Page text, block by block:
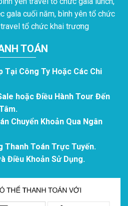
gala cuối năm, bình yên tổ chức
tổ chức khai trương
TOÁN
Tại Công Ty Hoặc Các Chi
hoặc Điều Hành Tour Đến
Chuyển Khoản Qua Ngân
Thanh Toán Trực Tuyến.
Điều Khoản Sử Dụng.